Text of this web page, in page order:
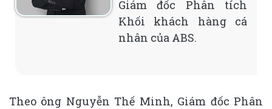
Giám đốc Phân tích
Khối khách hàng cá
nhân của ABS.
Theo ông Nguyễn Thế Minh, Giám đốc Phân